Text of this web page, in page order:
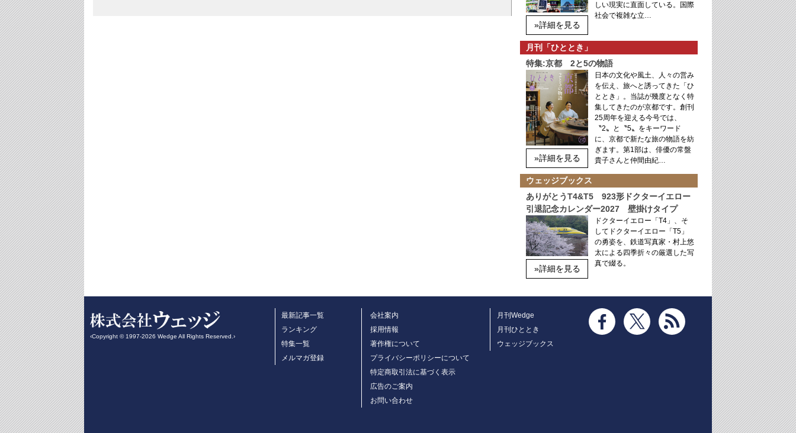
»詳細を見る
しい現実に直面している。国際
社会で複雑な立…
月刊「ひととき」
特集:京都 2と5の物語
»詳細を見る
日本の文化や風土、人々の営み
を伝え、旅へと誘ってきた「ひ
ととき」。当誌が幾度となく特
集してきたのが京都です。創刊
25周年を迎える今号では、
〝2〟と〝5〟をキーワード
に、京都で新たな旅の物語を紡
ぎます。第1部は、俳優の常盤
貴子さんと仲間由紀…
ウェッジブックス
ありがとうT4&T5 923形ドクターイエロー
引退記念カレンダー2027 壁掛けタイプ
»詳細を見る
ドクターイエロー「T4」、そ
してドクターイエロー「T5」
の勇姿を、鉄道写真家・村上悠
太による四季折々の厳選した写
真で綴る。
‹Copyright © 1997-2026 Wedge All Rights Reserved.›
最新記事一覧
ランキング
特集一覧
メルマガ登録
会社案内
採用情報
著作権について
プライバシーポリシーについて
特定商取引法に基づく表示
広告のご案内
お問い合わせ
月刊Wedge
月刊ひととき
ウェッジブックス